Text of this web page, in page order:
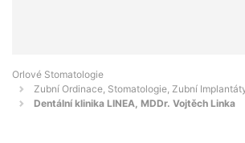
Orlové Stomatologie
Zubní Ordinace, Stomatologie, Zubní
Dentální klinika LINEA, MDDr. Vojtěch Linka